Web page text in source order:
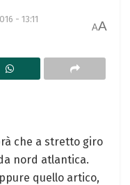
- 13:11
AA
che a stretto giro
nord atlantica.
quello artico,